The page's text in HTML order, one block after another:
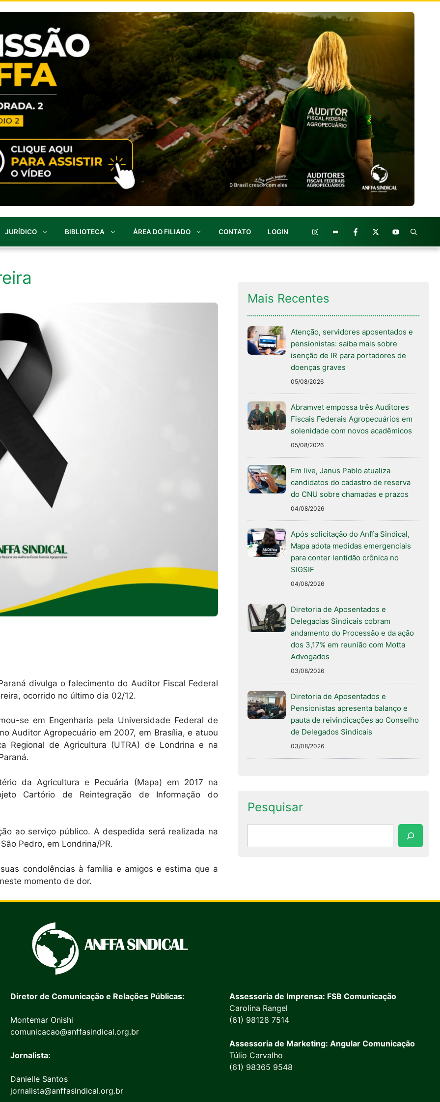
JURÍDICO BIBLIOTECA ÁREA DO FILIADO CONTATO LOGIN
divulga o falecimento do Auditor Fiscal Federal
ocorrido no último dia 02/12.
se em Engenharia pela Universidade Federal de
Auditor Agropecuário em 2007, em Brasília, e atuou
Regional de Agricultura (UTRA) de Londrina e na
da Agricultura e Pecuária (Mapa) em 2017 na
Cartório de Reintegração de Informação do
ao serviço público. A despedida será realizada na
Pedro, em Londrina/PR.
condolências à família e amigos e estima que a
momento de dor.
Mais Recentes
Atenção, servidores aposentados e
pensionistas: saiba mais sobre
isenção de IR para portadores de
doenças graves
05/08/2026
Abramvet empossa três Auditores
Fiscais Federais Agropecuários em
solenidade com novos acadêmicos
05/08/2026
Em live, Janus Pablo atualiza
candidatos do cadastro de reserva
do CNU sobre chamadas e prazos
04/08/2026
Após solicitação do Anffa Sindical,
Mapa adota medidas emergenciais
para conter lentidão crônica no
SIGSIF
04/08/2026
Diretoria de Aposentados e
Delegacias Sindicais cobram
andamento do Processão e da ação
dos 3,17% em reunião com Motta
Advogados
03/08/2026
Diretoria de Aposentados e
Pensionistas apresenta balanço e
pauta de reivindicações ao Conselho
de Delegados Sindicais
03/08/2026
Pesquisar
Diretor de Comunicação e Relações Públicas:
Montemar Onishi
comunicacao@anffasindical.org.br
Jornalista:
Danielle Santos
jornalista@anffasindical.org.br
Assessoria de Imprensa: FSB Comunicação
Carolina Rangel
(61) 98128 7514
Assessoria de Marketing: Angular Comunicação
Túlio Carvalho
(61) 98365 9548